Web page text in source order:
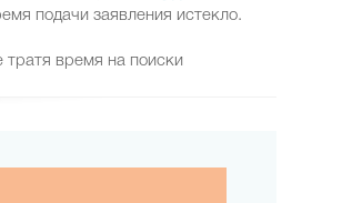
подачи заявления истекло.
тратя время на поиски